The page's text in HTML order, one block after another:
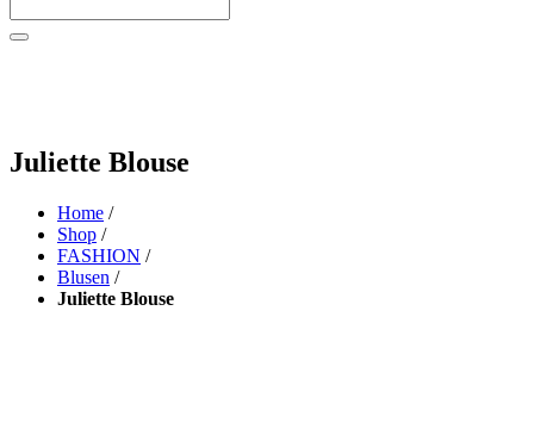
Juliette Blouse
Home /
Shop /
FASHION /
Blusen /
Juliette Blouse